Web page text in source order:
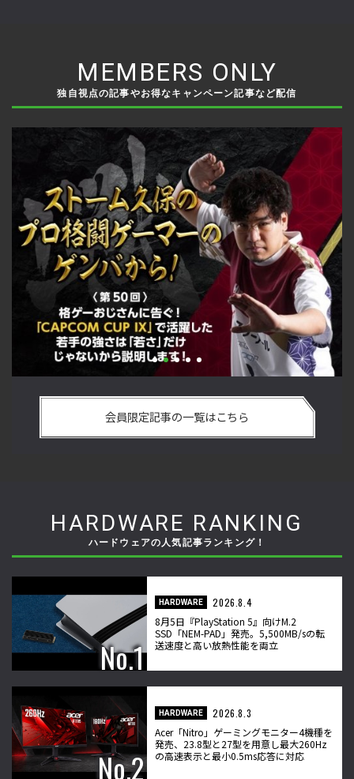
MEMBERS ONLY
独自視点の記事やお得なキャンペーン記事など配信
悟を決めたカワノ選手の攻略を解説！【ストーム久保のプロ
格闘ゲーマーのゲンバから！ 第49回】
会員限定記事の一覧はこちら
HARDWARE RANKING
ハードウェアの人気記事ランキング！
HARDWARE
2026.8.4
8月5日『PlayStation 5』向けM.2
SSD「NEM-PAD」発売。5,500MB/sの転
送速度と高い放熱性能を両立
HARDWARE
2026.8.3
Acer「Nitro」ゲーミングモニター4機種を
発売、23.8型と27型を用意し最大260Hz
の高速表示と最小0.5ms応答に対応